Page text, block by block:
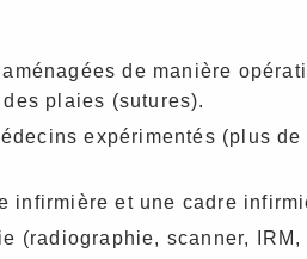
de manière
plaies (sutures).
expérimentés (plus
infirmière et une cadre
(radiographie, scanner,